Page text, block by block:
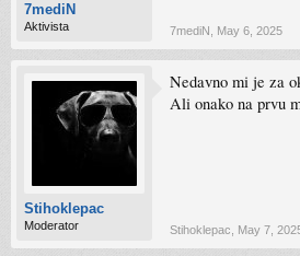
7mediN
Aktivista 7mediN May 6, 2025
Stihoklepac
Moderator
Nedavno mi je za
Ali onako na prvu
Stihoklepac May 7,